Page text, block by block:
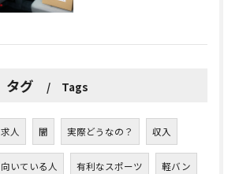
タグ Tags
求人 闇 実際どうなの？ 収入
向いている人 有利なスポーツ 軽バン